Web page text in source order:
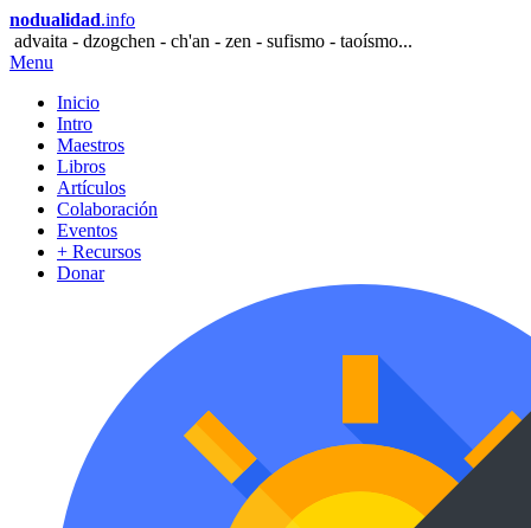
nodualidad.info
advaita - dzogchen - ch'an - zen - sufismo - taoísmo...
Menu
Inicio
Intro
Maestros
Libros
Artículos
Colaboración
Eventos
+ Recursos
Donar